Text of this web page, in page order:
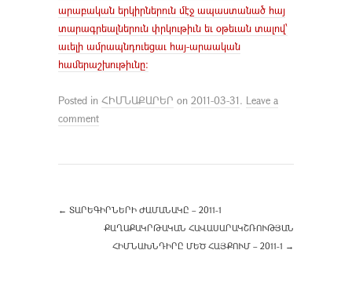
արաբական երկիրներուն մէջ ապաստանած հայ
տարագրեալներուն փրկութիւն եւ օթեւան տալով՝
աւելի ամրապնդուեցաւ հայ-արաական
համերաշխութիւնը:
Posted in ՀԻՄՆԱՔԱՐԵՐ on 2011-03-31. Leave a
comment
← ՏԱՐԵԳԻՐՆԵՐԻ ԺԱՄԱՆԱԿԸ – 2011-1
ՔԱՂԱՔԱԿՐԹԱԿԱՆ ՀԱՎԱՍԱՐԱԿՇՌՈՒԹՅԱՆ
ՀԻՄՆԱԽՆԴԻՐԸ ՄԵԾ ՀԱՅՔՈՒՄ – 2011-1 →